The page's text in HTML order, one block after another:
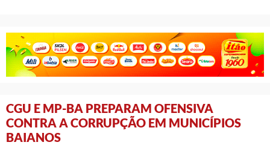
CGU E MP-BA PREPARAM OFENSIVA
CONTRA A CORRUPÇÃO EM MUNICÍPIOS
BAIANOS